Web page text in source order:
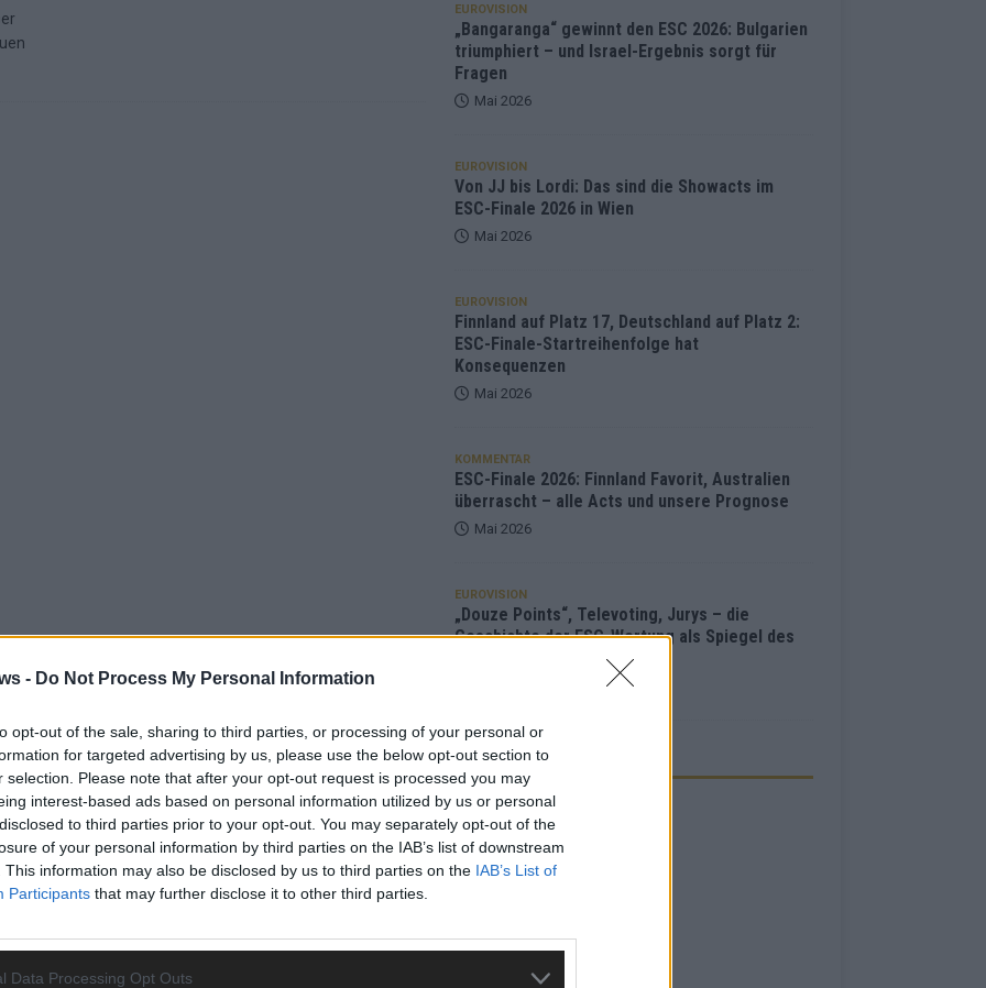
- Do Not Process My Personal Information
opt-out of the sale, sharing to third parties, or processing of your personal or
for targeted advertising by us, please use the below opt-out section to
selection. Please note that after your opt-out request is processed you may
interest-based ads based on personal information utilized by us or personal
to third parties prior to your opt-out. You may separately opt-out of the
of your personal information by third parties on the IAB’s list of downstream
This information may also be disclosed by us to third parties on the IAB’s List of
Participants that may further disclose it to other third parties.
Data Processing Opt Outs
problematisch, Deutschland strukturell gescheitert – das
EUROVISION
„Bangaranga“ gewinnt den ESC 2026: Bulgarien
triumphiert – und Israel-Ergebnis sorgt für
Fragen
Mai 2026
EUROVISION
Von JJ bis Lordi: Das sind die Showacts im
ESC-Finale 2026 in Wien
Mai 2026
EUROVISION
Finnland auf Platz 17, Deutschland auf Platz 2:
ESC-Finale-Startreihenfolge hat
Konsequenzen
Mai 2026
KOMMENTAR
ESC-Finale 2026: Finnland Favorit, Australien
überrascht – alle Acts und unsere Prognose
Mai 2026
EUROVISION
„Douze Points“, Televoting, Jurys – die
Geschichte der ESC-Wertung als Spiegel des
ANZEIGE